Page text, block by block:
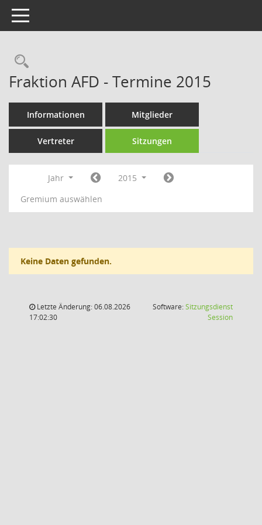
Toggle navigation
Rechercheauswahl
Fraktion AFD - Termine 2015
Informationen Mitglieder
Vertreter Sitzungen
Jahr
2015
Gremium auswählen
Keine Daten gefunden.
Letzte Änderung: 06.08.2026
17:02:30
Software:Sitzungsdienst
Session(Wird in